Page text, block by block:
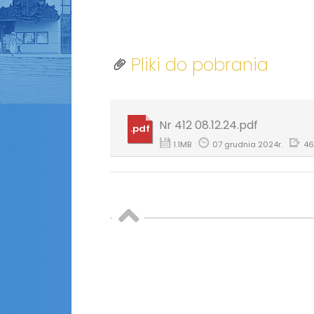
Pliki do pobrania
.pdf Nr 412 08.12.24.pdf
1.1MB 07 grudnia 2024r.